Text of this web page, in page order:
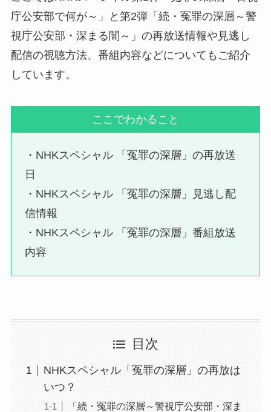
庁公安部で何が～」と第2弾「続・冤罪の深層～警
視庁公安部・深まる闇～」の再放送情報や見逃し
配信の視聴方法、番組内容などについてもご紹介
しています。
ここでわかること
・NHKスペシャル 「冤罪の深層」の再放送
日
・NHKスペシャル 「冤罪の深層」見逃し配
信情報
・NHKスペシャル 「冤罪の深層」番組放送
内容
目次
NHKスペシャル「冤罪の深層」の再放は
いつ？
「続・冤罪の深層～警視庁公安部・深ま